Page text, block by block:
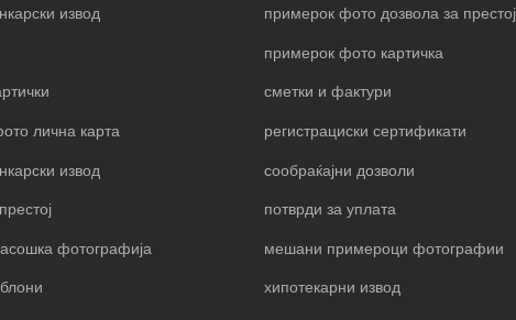
извод
лична карта
извод
фотографија
примерок фото дозвола за престој
примерок фото картичка
сметки и фактури
регистрациски сертификати
сообраќајни дозволи
потврди за уплата
мешани примероци фотографии
хипотекарни извод